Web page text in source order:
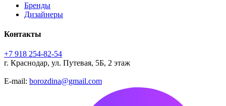
Бренды
Дизайнеры
Контакты
+7 918 254-82-54
г. Краснодар, ул. Путевая, 5Б, 2 этаж
E-mail: borozdina@gmail.com